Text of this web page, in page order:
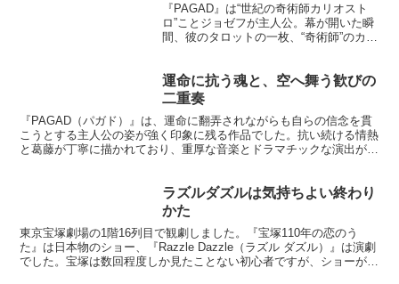
『PAGAD』は“世紀の奇術師カリオスト
ロ”ことジョゼフが主人公。幕が開いた瞬
間、彼のタロットの一枚、“奇術師”のカー
の南仏の雰囲気やロマの伝統、復讐に燃
えるジョゼフの...
運命に抗う魂と、空へ舞う歓びの
二重奏
『PAGAD（パガド）』は、運命に翻弄されながらも自らの信念を貫
こうとする主人公の姿が強く印象に残る作品でした。抗い続ける情熱
と葛藤が丁寧に描かれており、重厚な音楽とドラマチックな演出がそ
ラズルダズルは気持ちよい終わり
かた
東京宝塚劇場の1階16列目で観劇しました。『宝塚110年の恋のう
た』は日本物のショー、『Razzle Dazzle（ラズル ダズル）』は演劇
でした。宝塚は数回程度しか見たことない初心者ですが、ショーが先